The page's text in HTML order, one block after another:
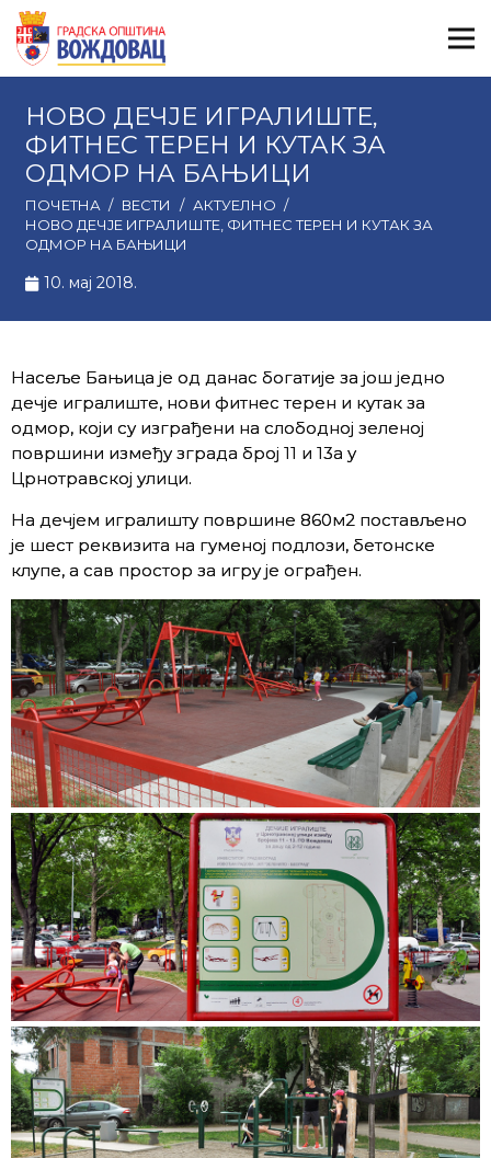
НОВО ДЕЧЈЕ ИГРАЛИШТЕ,
ФИТНЕС ТЕРЕН И КУТАК ЗА
ОДМОР НА БАЊИЦИ
ПОЧЕТНА / ВЕСТИ / АКТУЕЛНО /
НОВО ДЕЧЈЕ ИГРАЛИШТЕ, ФИТНЕС ТЕРЕН И КУТАК ЗА
ОДМОР НА БАЊИЦИ
10. мај 2018.
Насеље Бањица је од данас богатије за још једно
дечје игралиште, нови фитнес терен и кутак за
одмор, који су изграђени на слободној зеленој
површини између зграда број 11 и 13а у
Црнотравској улици.
На дечјем игралишту површине 860м2 постављено
је шест реквизита на гуменој подлози, бетонске
клупе, а сав простор за игру је ограђен.